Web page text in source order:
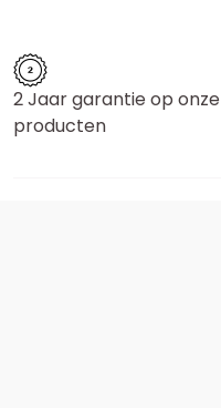
2 Jaar garantie op onze
producten